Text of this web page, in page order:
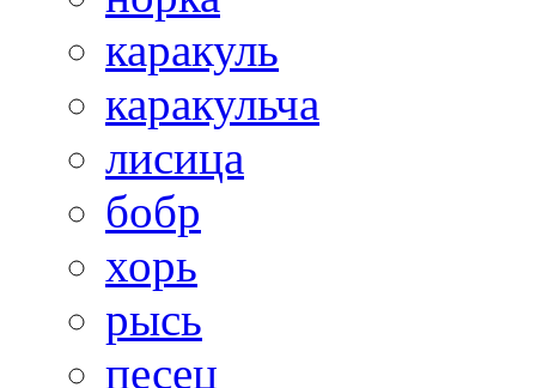
каракуль
каракульча
лисица
бобр
хорь
рысь
песец